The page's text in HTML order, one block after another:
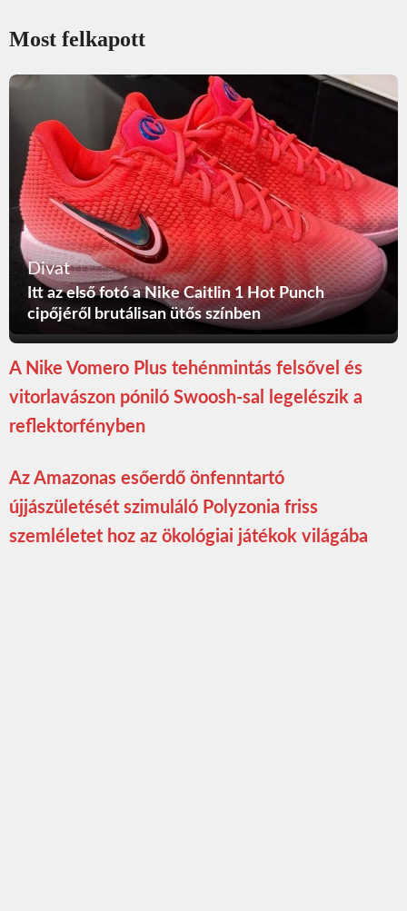
Most felkapott
Divat
Itt az első fotó a Nike Caitlin 1 Hot Punch
cipőjéről brutálisan ütős színben
A Nike Vomero Plus tehénmintás felsővel és
vitorlavászon póniló Swoosh-sal legelészik a
reflektorfényben
Az Amazonas esőerdő önfenntartó
újjászületését szimuláló Polyzonia friss
szemléletet hoz az ökológiai játékok világába